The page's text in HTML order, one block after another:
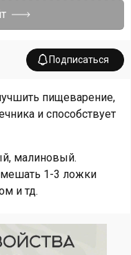
Подписаться
пищеварение,
и способствует
малиновый.
1-3 ложки
и тд.